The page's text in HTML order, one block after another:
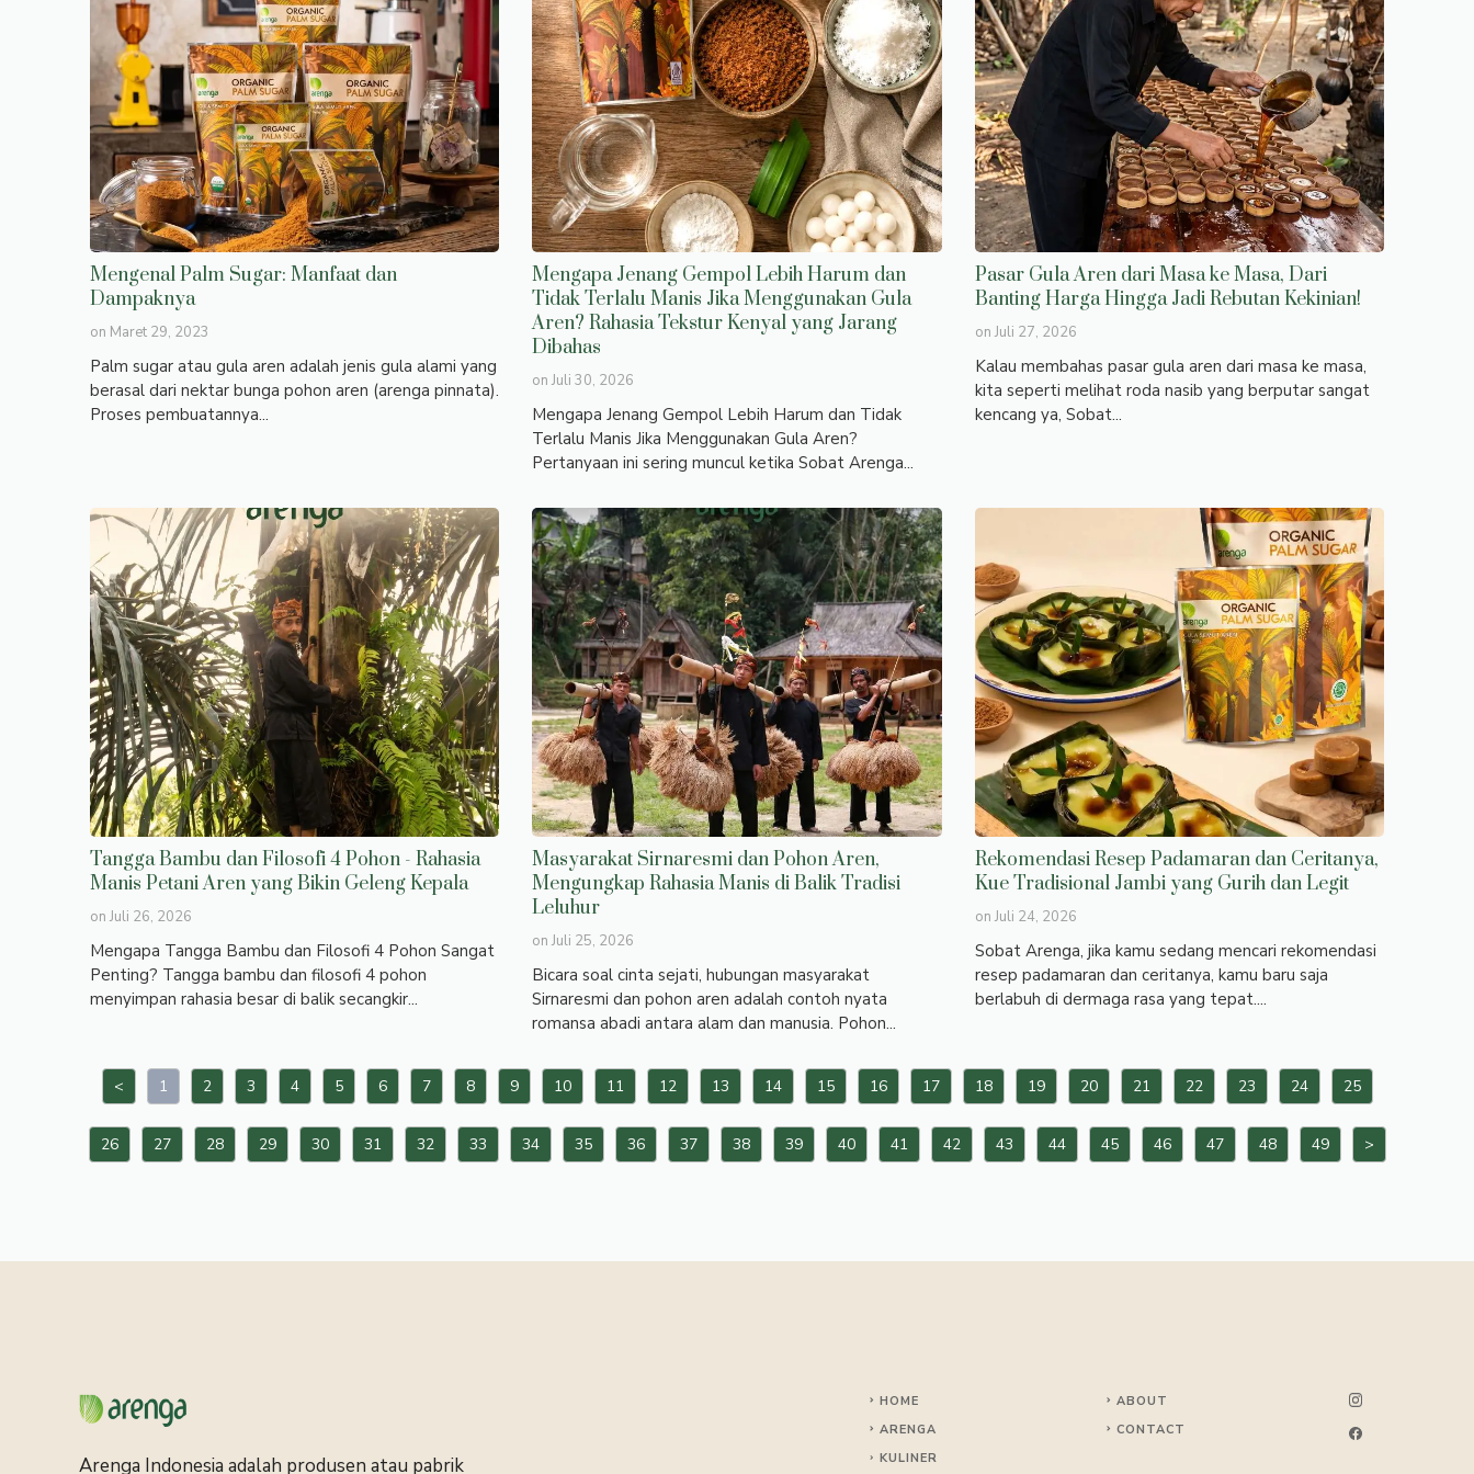
Mengenal Palm Sugar: Manfaat dan
Dampaknya
on Maret 29, 2023
Palm sugar atau gula aren adalah jenis gula alami yang
berasal dari nektar bunga pohon aren (arenga pinnata).
Proses pembuatannya...
Mengapa Jenang Gempol Lebih Harum dan
Tidak Terlalu Manis Jika Menggunakan Gula
Aren? Rahasia Tekstur Kenyal yang Jarang
Dibahas
onJuli 30, 2026
Mengapa Jenang Gempol Lebih Harum dan Tidak
Terlalu Manis Jika Menggunakan Gula Aren?
Pertanyaan ini sering muncul ketika Sobat Arenga...
Pasar Gula Aren dari Masa ke Masa, Dari
Banting Harga Hingga Jadi Rebutan Kekinian!
on Juli 27, 2026
Kalau membahas pasar gula aren dari masa ke masa,
kita seperti melihat roda nasib yang berputar sangat
kencang ya, Sobat...
Tangga Bambu dan Filosofi 4 Pohon - Rahasia
Manis Petani Aren yang Bikin Geleng Kepala
on Juli 26, 2026
Mengapa Tangga Bambu dan Filosofi 4 Pohon Sangat
Penting? Tangga bambu dan filosofi 4 pohon
menyimpan rahasia besar di balik secangkir...
Masyarakat Sirnaresmi dan Pohon Aren,
Mengungkap Rahasia Manis di Balik Tradisi
Leluhur
onJuli 25, 2026
Bicara soal cinta sejati, hubungan masyarakat
Sirnaresmi dan pohon aren adalah contoh nyata
romansa abadi antara alam dan manusia. Pohon...
Rekomendasi Resep Padamaran dan Ceritanya,
Kue Tradisional Jambi yang Gurih dan Legit
on Juli 24, 2026
Sobat Arenga, jika kamu sedang mencari rekomendasi
resep padamaran dan ceritanya, kamu baru saja
berlabuh di dermaga rasa yang tepat....
< 1 2 3 4 5 6 7 8 9 10 11 12 13 14 15 16 17 18 19 20 21 22 23 24 25
26 27 28 29 30 31 32 33 34 35 36 37 38 39 40 41 42 43 44 45 46 47 48 49 >
Arenga Indonesia adalah produsen atau pabrik
HOME
ARENGA
KULINER
ABOUT
CONTACT